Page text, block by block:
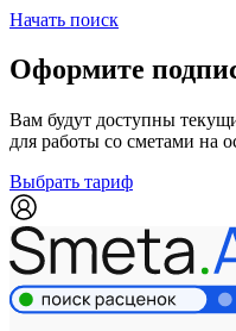
Начать поиск
Оформите
Вам будут доступны
для работы со сметами на
Выбрать тариф